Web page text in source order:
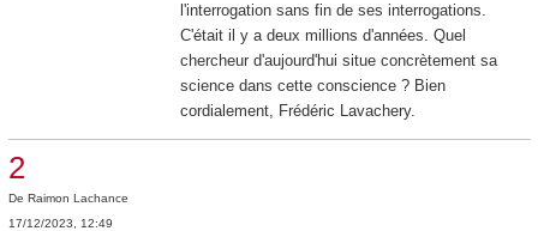
l'interrogation sans fin de ses interrogations.
C'était il y a deux millions d'années. Quel
chercheur d'aujourd'hui situe concrètement sa
science dans cette conscience ? Bien
cordialement, Frédéric Lavachery.
2
De Raimon Lachance
17/12/2023, 12:49